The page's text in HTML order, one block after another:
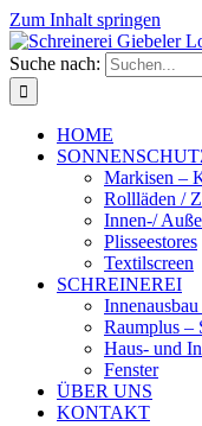
Zum Inhalt springen
Suche nach:
HOME
Markisen –
Rollläden /
Innen-/
Plisseestores
Textilscreen
SCHREINEREI
Raumplus –
Haus- und
Fenster
ÜBER UNS
KONTAKT